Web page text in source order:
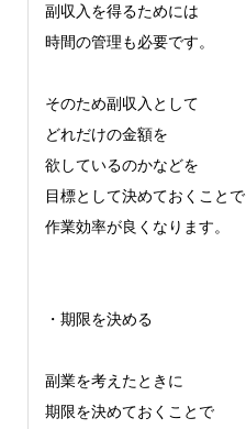
副収入を得るためには
時間の管理も必要です。
そのため副収入として
どれだけの金額を
欲しているのかなどを
目標として決めておくことで
作業効率が良くなります。
・期限を決める
副業を考えたときに
期限を決めておくことで